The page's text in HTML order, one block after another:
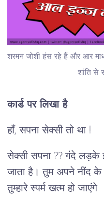
शरमन जोशी हंस रहे हैं और आर
शांति से
कार्ड पर लिखा है
हाँ, सपना सेक्सी तो था !
सेक्सी सपना ?? गंदे लड़के
जाता है। तुम अपने नींद के
तुम्हारे स्पर्म खत्म हो जाएंगे